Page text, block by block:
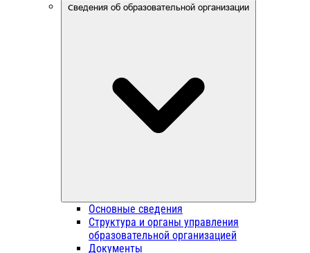
Сведения об образовательной организации
Основные сведения
Структура и органы управления
образовательной организацией
Документы